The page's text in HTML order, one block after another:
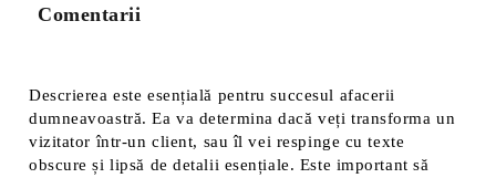
Comentarii
Descrierea este esențială pentru succesul afacerii
dumneavoastră. Ea va determina dacă veți transforma un
vizitator într-un client, sau îl vei respinge cu texte
obscure și lipsă de detalii esențiale. Este important să